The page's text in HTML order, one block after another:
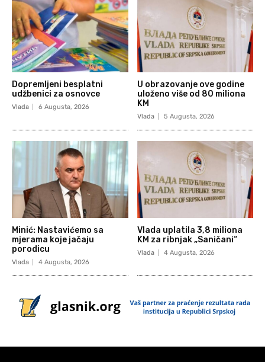
Dopremljeni besplatni
udžbenici za osnovce
Vlada 6 Augusta, 2026
U obrazovanje ove godine
uloženo više od 80 miliona
KM
Vlada 5 Augusta, 2026
Minić: Nastavićemo sa
mjerama koje jačaju
porodicu
Vlada 4 Augusta, 2026
Vlada uplatila 3,8 miliona
KM za ribnjak „Saničani“
Vlada 4 Augusta, 2026